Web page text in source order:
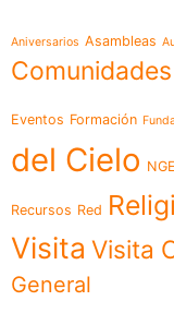
Aniversarios Asambleas
Comunidades
Eventos Formación
del Cielo NGE
Recursos Red
Visita Visita
General